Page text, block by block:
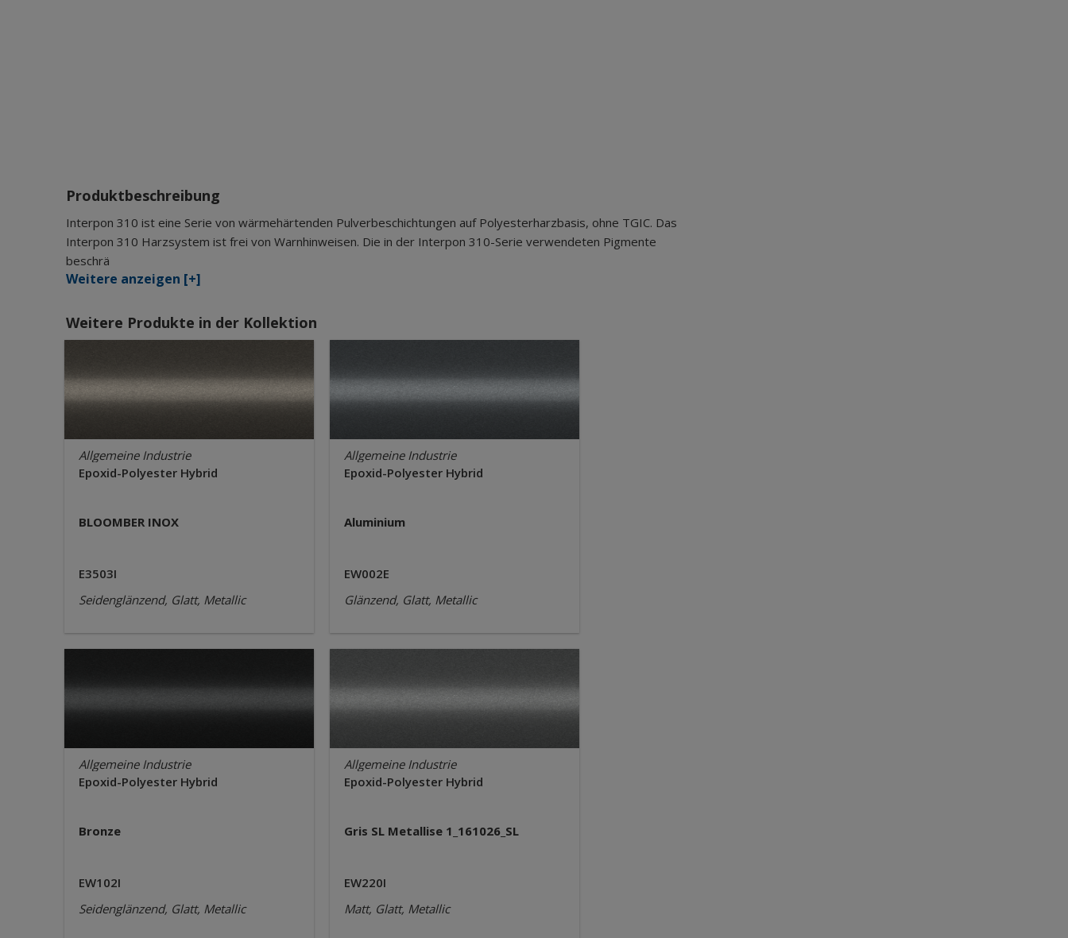
Produktbeschreibung
Interpon 310 ist eine Serie von wärmehärtenden Pulverbeschichtungen auf Polyesterharzbasis, ohne TGIC. Das
Interpon 310 Harzsystem ist frei von Warnhinweisen. Die in der Interpon 310-Serie verwendeten Pigmente
beschrä
Weitere anzeigen [+]
Weitere Produkte in der Kollektion
Allgemeine Industrie
Epoxid-Polyester Hybrid
BLOOMBER INOX
E3503I
Seidenglänzend, Glatt, Metallic
Allgemeine Industrie
Epoxid-Polyester Hybrid
Aluminium
EW002E
Glänzend, Glatt, Metallic
Allgemeine Industrie
Epoxid-Polyester Hybrid
Bronze
EW102I
Seidenglänzend, Glatt, Metallic
Allgemeine Industrie
Epoxid-Polyester Hybrid
Gris SL Metallise 1_161026_SL
EW220I
Matt, Glatt, Metallic